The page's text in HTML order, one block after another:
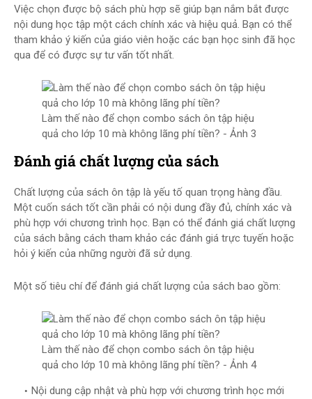
Việc chọn được bộ sách phù hợp sẽ giúp bạn nắm bắt được
nội dung học tập một cách chính xác và hiệu quả. Bạn có thể
tham khảo ý kiến của giáo viên hoặc các bạn học sinh đã học
qua để có được sự tư vấn tốt nhất.
Làm thế nào để chọn combo sách ôn tập hiệu
quả cho lớp 10 mà không lãng phí tiền? - Ảnh 3
Đánh giá chất lượng của sách
Chất lượng của sách ôn tập là yếu tố quan trọng hàng đầu.
Một cuốn sách tốt cần phải có nội dung đầy đủ, chính xác và
phù hợp với chương trình học. Bạn có thể đánh giá chất lượng
của sách bằng cách tham khảo các đánh giá trực tuyến hoặc
hỏi ý kiến của những người đã sử dụng.
Một số tiêu chí để đánh giá chất lượng của sách bao gồm:
Làm thế nào để chọn combo sách ôn tập hiệu
quả cho lớp 10 mà không lãng phí tiền? - Ảnh 4
Nội dung cập nhật và phù hợp với chương trình học mới